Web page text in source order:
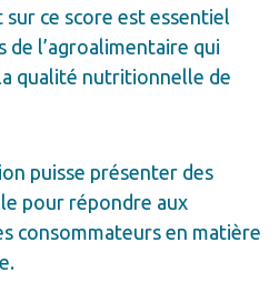
ce score est essentiel
l’agroalimentaire qui
qualité nutritionnelle de
puisse présenter des
pour répondre aux
consommateurs en matière